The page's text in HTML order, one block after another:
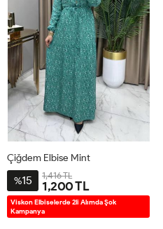
1BD40-
42
2BD44-
46
3BD48-
50
4BD52-
54
Çiğdem Elbise Mint
%15 1,416 TL
1,200 TL
Viskon Elbiselerde 2li Alımda Şok
Kampanya